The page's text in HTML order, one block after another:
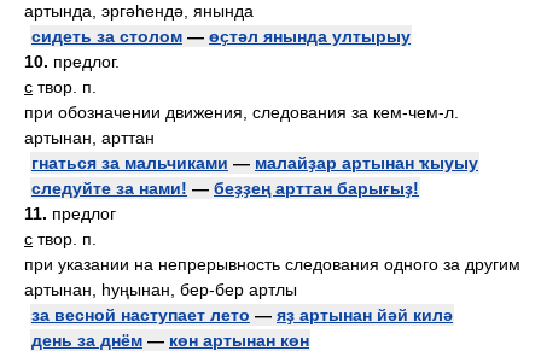
артында, эргәһендә, янында
сидеть за столом — өҫтәл янында ултырыу
10. предлог.
с твор. п.
при обозначении движения, следования за кем-чем-л.
артынан, арттан
гнаться за мальчиками — малайҙар артынан ҡыуыу
следуйте за нами! — беҙҙең арттан барығыҙ!
11. предлог
с твор. п.
при указании на непрерывность следования одного за другим
артынан, һуңынан, бер-бер артлы
за весной наступает лето — яҙ артынан йәй килә
день за днём — көн артынан көн